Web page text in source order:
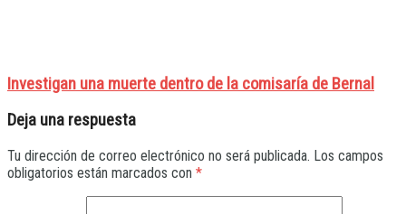
Investigan una muerte dentro de la comisaría de Bernal
Deja una respuesta
Tu dirección de correo electrónico no será publicada. Los campos
obligatorios están marcados con *